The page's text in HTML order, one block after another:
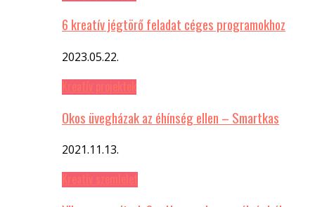
6 kreatív jégtörő feladat céges programokhoz
2023.05.22.
Okos üvegházak az éhínség ellen – Smartkas
2021.11.13.